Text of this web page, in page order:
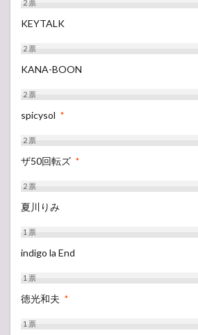
2票
KEYTALK
2票
KANA-BOON
2票
spicysol *
2票
ザ50回転ズ *
2票
夏川りみ
1票
indigo la End
1票
徳光和夫 *
1票